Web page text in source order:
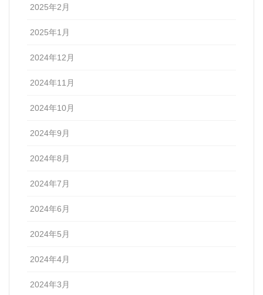
2025年2月
2025年1月
2024年12月
2024年11月
2024年10月
2024年9月
2024年8月
2024年7月
2024年6月
2024年5月
2024年4月
2024年3月